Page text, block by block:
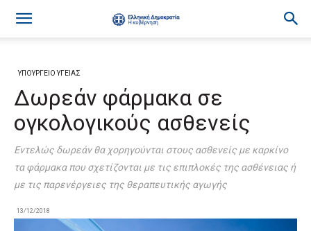
ΥΠΟΥΡΓΕΙΟ ΥΓΕΙΑΣ
Δωρεάν φάρμακα σε
ογκολογικούς ασθενείς
Εντελώς δωρεάν θα χορηγούνται στους ασθενείς με καρκίνο
τα φάρμακα που σχετίζονται με τις επιπλοκές της ασθένειας ή
με τις παρενέργειες της θεραπευτικής αγωγής
13/12/2018